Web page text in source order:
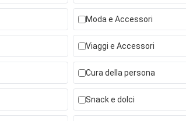
Moda e Accessori
Viaggi e Accessori
Cura della persona
Snack e dolci